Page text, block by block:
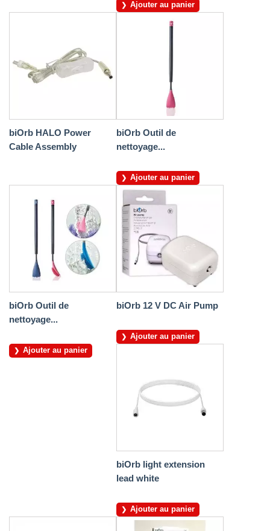
Ajouter au panier
biOrb HALO Power
Cable Assembly
biOrb Outil de
nettoyage...
Ajouter au panier
biOrb Outil de
nettoyage...
Ajouter au panier
biOrb 12 V DC Air Pump
Ajouter au panier
biOrb light extension
lead white
Ajouter au panier